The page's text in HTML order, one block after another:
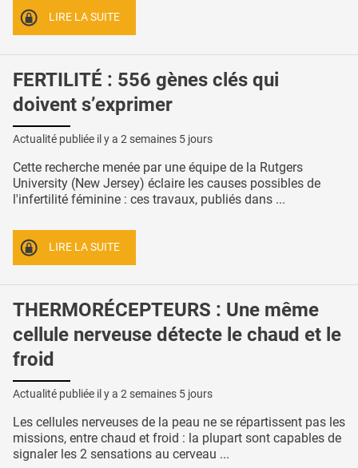
LIRE LA SUITE
FERTILITÉ : 556 gènes clés qui
doivent s’exprimer
Actualité publiée il y a 2 semaines 5 jours
Cette recherche menée par une équipe de la Rutgers
University (New Jersey) éclaire les causes possibles de
l'infertilité féminine : ces travaux, publiés dans ...
LIRE LA SUITE
THERMORÉCEPTEURS : Une même
cellule nerveuse détecte le chaud et le
froid
Actualité publiée il y a 2 semaines 5 jours
Les cellules nerveuses de la peau ne se répartissent pas les
missions, entre chaud et froid : la plupart sont capables de
signaler les 2 sensations au cerveau ...